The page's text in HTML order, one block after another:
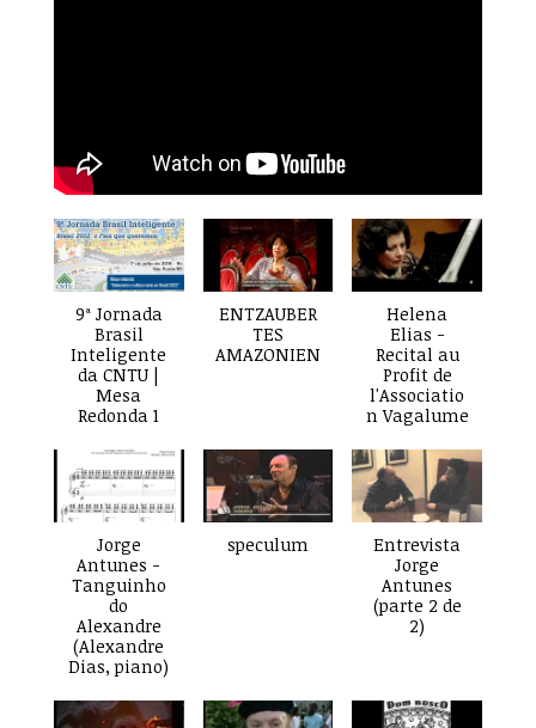
9ª Jornada
Brasil
Inteligente
da CNTU |
Mesa
Redonda 1
ENTZAUBER
TES
AMAZONIEN
Helena
Elias -
Recital au
Profit de
l'Associatio
n Vagalume
Jorge
Antunes -
Tanguinho
do
Alexandre
(Alexandre
Dias, piano)
speculum
Entrevista
Jorge
Antunes
(parte 2 de
2)